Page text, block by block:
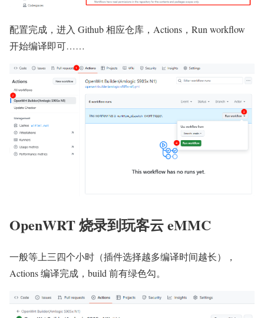
配置完成，进入 Github 相应仓库，Actions，Run workflow
开始编译即可……
OpenWRT 烧录到玩客云 eMMC
一般等上三四个小时（插件选择越多编译时间越长），
Actions 编译完成，build 前有绿色勾。